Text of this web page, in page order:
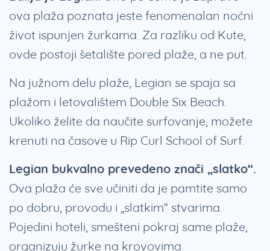
ova plaža poznata jeste fenomenalan noćni
život ispunjen žurkama. Za razliku od Kute,
ovde postoji šetalište pored plaže, a ne put.
Na južnom delu plaže, Legian se spaja sa
plažom i letovalištem Double Six Beach.
Ukoliko želite da naučite surfovanje, možete
krenuti na časove u Rip Curl School of Surf.
Legian bukvalno prevedeno znači „slatko“.
Ova plaža će sve učiniti da je pamtite samo
po dobru, provodu i „slatkim“ stvarima.
Pojedini hoteli, smešteni pokraj same plaže,
organizuju žurke na krovovima.